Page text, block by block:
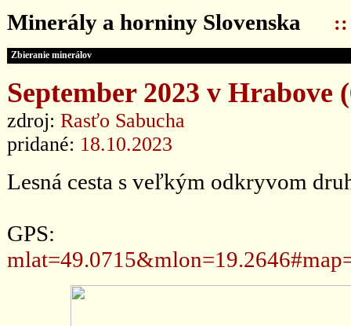
Minerály a horniny Slovenska ::
Zbieranie minerálov
September 2023 v Hrabove
zdroj: Rasťo Sabucha
pridané: 18.10.2023
Lesná cesta s veľkým odkryvom